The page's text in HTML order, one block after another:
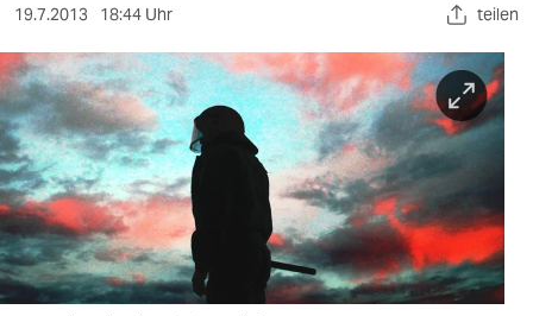
sport
berlin
nord
wahrheit
verlag
19.7.2013 18:44 Uhr teilen